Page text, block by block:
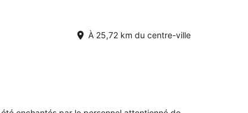
À 25,72 km du centre-ville